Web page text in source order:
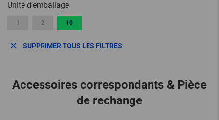
Unité d’emballage
1 2 10
SUPPRIMER TOUS LES FILTRES
Accessoires correspondants & Pièce
de rechange